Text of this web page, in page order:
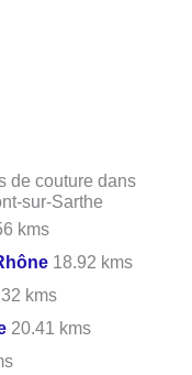
de couture dans
sur-Sarthe
kms
18.92 kms
kms
20.41 kms